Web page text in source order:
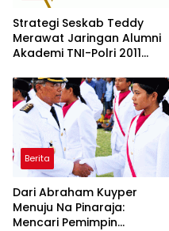
Strategi Seskab Teddy
Merawat Jaringan Alumni
Akademi TNI-Polri 2011
Membangun Loyalitas
Berita
Dari Abraham Kuyper
Menuju Na Pinaraja:
Mencari Pemimpin